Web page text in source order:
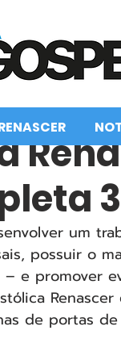
um
possuir o
– e promover
de portas